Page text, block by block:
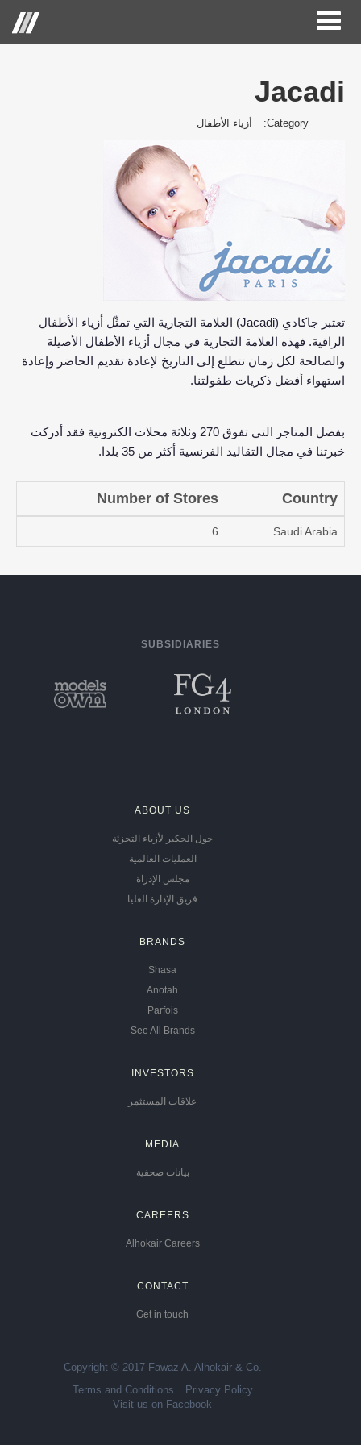
Toggle
Menu
الصفحة الرئيسية
حول الحكير لأزياء التجزئة
مركز الاعلام
وظائف
Jacadi
Category: أزياء الأطفال
تعتبر جاكادي (Jacadi) العلامة التجارية التي تمثّل أزياء الأطفال
الراقية. فهذه العلامة التجارية في مجال أزياء الأطفال الأصيلة
والصالحة لكل زمان تتطلع إلى التاريخ لإعادة تقديم الحاضر وإعادة
استهواء أفضل ذكريات طفولتنا.
بفضل المتاجر التي تفوق 270 وثلاثة محلات الكترونية فقد أدركت
خبرتنا في مجال التقاليد الفرنسية أكثر من 35 بلدا.
Country
Number of Stores
Saudi Arabia
6
SUBSIDIARIES
ABOUT US
حول الحكير لأزياء التجزئة
العمليات العالمية
مجلس الإدراة
فريق الإدارة العليا
BRANDS
Shasa
Anotah
Parfois
See All Brands
INVESTORS
علاقات المستثمر
MEDIA
بيانات صحفية
CAREERS
Alhokair Careers
CONTACT
Get in touch
Copyright © 2017 Fawaz A. Alhokair & Co.
Privacy Policy
Terms and Conditions
Visit us on Facebook